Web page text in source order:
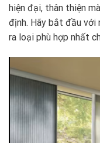
hiện đại, thân thiện
định. Hãy bắt đầu với
ra loại phù hợp nhất